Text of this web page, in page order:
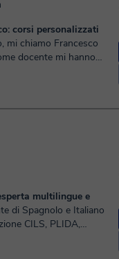
corsi personalizzati
docente mi hanno
✨ Mi sono formato
multilingue e
CILS, PLIDA,